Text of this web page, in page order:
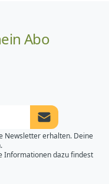
Abo
Newsletter
Newsletter erhalten. Deine
Informationen dazu findest